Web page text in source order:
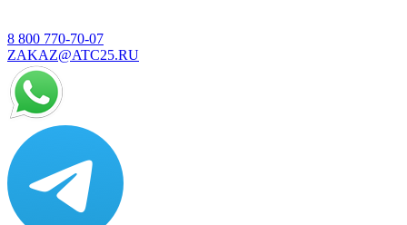
8 800 770-70-07
ZAKAZ@ATC25.RU